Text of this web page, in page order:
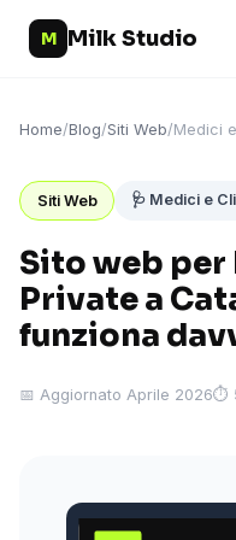
M Milk Studio
Home/Blog/Siti Web/Medici
Siti Web 🩺 Medici e
Sito web per
Private a
funziona
📅 Aggiornato Aprile 2026⏱